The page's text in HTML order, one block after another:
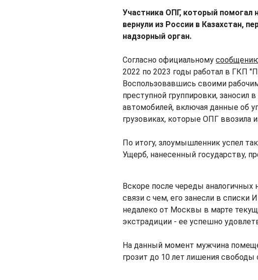
Участника ОПГ, который помогал
вернули из России в Казахстан,
надзорный орган.
Согласно официальному
2022 по 2023 годы работал в ГКП
Воспользовавшись своими
преступной группировки, заносил
автомобилей, включая данные об
грузовиках, которые ОПГ ввозила
По итогу, злоумышленник успел
Ущерб, нанесенный государству,
Вскоре после череды аналогичных
связи с чем, его занесли в списки
недалеко от Москвы в марте
экстрадиции - ее успешно
На данный момент мужчина
грозит до 10 лет лишения